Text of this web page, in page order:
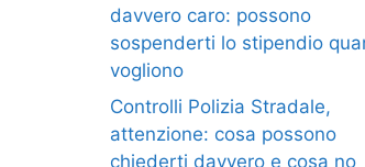
davvero caro: possono
sospenderti lo stipendio
vogliono
Controlli Polizia Stradale,
attenzione: cosa possono
chiederti davvero e cosa no